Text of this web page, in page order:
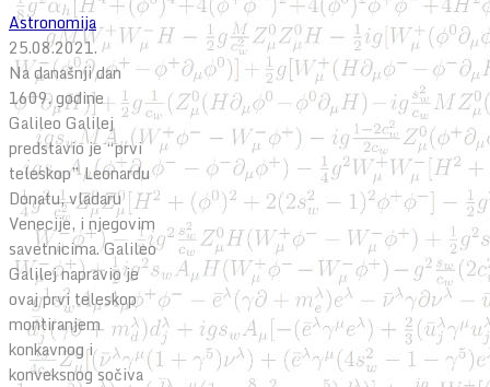
Astronomija
25.08.2021.
Na današnji dan
1609. godine
Galileo Galilej
predstavio je “prvi
teleskop” Leonardu
Donatu, vladaru
Venecije, i njegovim
savetnicima. Galileo
Galilej napravio je
ovaj prvi teleskop
montiranjem
konkavnog i
konveksnog sočiva